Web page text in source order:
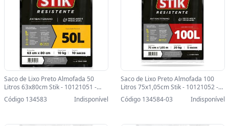
Saco de Lixo Preto Almofada 50
Litros 63x80cm Stik - 10121051 -
Pacote com 10 Unidades - 10121051
Código 134583 Indisponível
Saco de Lixo Preto Almofada 100
Litros 75x1,05cm Stik - 10121052 -
Pacote com 5 Unidades-SINOP-03 -
10121052
Código 134584-03 Indisponível